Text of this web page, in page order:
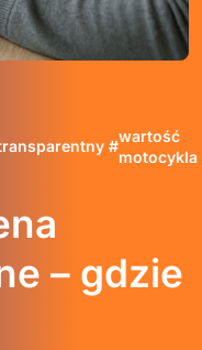
#
wartość
motocykla
– gdzie